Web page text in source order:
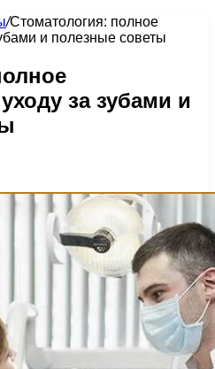
/Стоматология: полное
и полезные советы
за зубами и